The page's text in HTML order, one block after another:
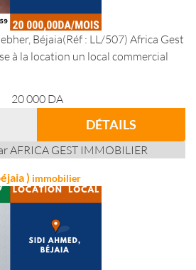
Béjaia(Réf : LL/507) Africa Gest
à la location un local commercial
20 000 DA
DÉTAILS
AFRICA GEST IMMOBILIER
) immobilier